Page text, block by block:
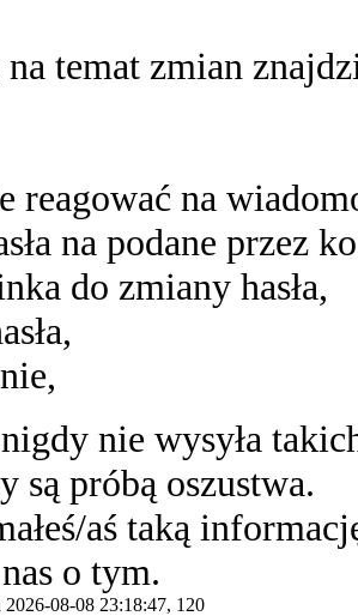
temat zmian
reagować na
na podane przez
do zmiany hasła,
nie wysyła
są próbą oszustwa.
aś taką
o tym.
2026-08-08 23:18:47, 120